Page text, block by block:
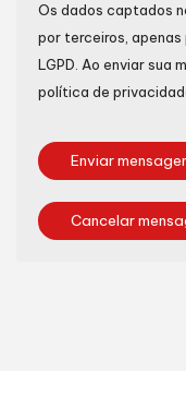
Os dados captados
por terceiros, apenas
LGPD. Ao enviar sua
política de
Enviar
Cancelar